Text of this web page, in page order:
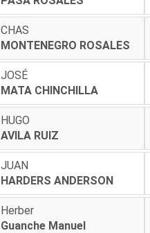
CHAS
MONTENEGRO ROSALES
JOSÉ
MATA CHINCHILLA
HUGO
AVILA RUIZ
JUAN
HARDERS ANDERSON
Herber
Guanche Manuel